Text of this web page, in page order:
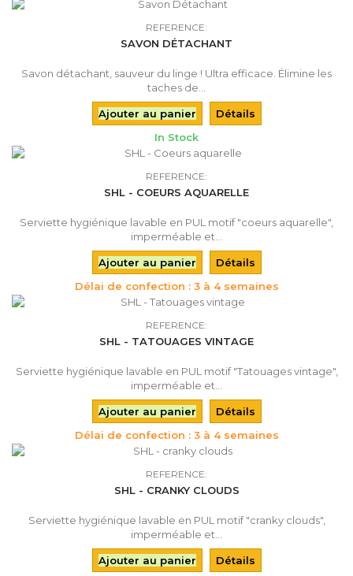
REFERENCE:
SAVON DÉTACHANT
Savon détachant, sauveur du linge ! Ultra efficace. Élimine les
taches de...
Ajouter au panier
Détails
In Stock
REFERENCE:
SHL - COEURS AQUARELLE
Serviette hygiénique lavable en PUL motif "coeurs aquarelle",
imperméable et...
Ajouter au panier
Détails
Délai de confection : 3 à 4 semaines
REFERENCE:
SHL - TATOUAGES VINTAGE
Serviette hygiénique lavable en PUL motif "Tatouages vintage",
imperméable et...
Ajouter au panier
Détails
Délai de confection : 3 à 4 semaines
REFERENCE:
SHL - CRANKY CLOUDS
Serviette hygiénique lavable en PUL motif "cranky clouds",
imperméable et...
Ajouter au panier
Détails